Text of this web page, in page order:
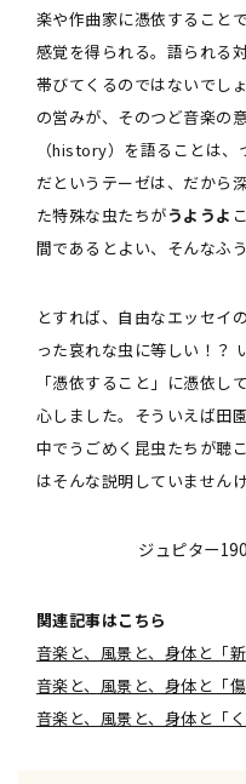
楽や作曲家に憑依すること
感覚を得られる。語られる
帯びてくるのではないでし
の営みが、そのつど音楽の
（history）を語ることは
だというテーゼは、だから
た特殊な虫たちがうようよ
間であるとよい、そんなふう
とすれば、自由なエッセイ
った哀れな虫に等しい！？
「憑依すること」に憑依し
心しました。そういえば田
中でうごめく昆虫たちが聴
はそんな説明していませんけ
ジュピター
関連記事はこちら
音楽と、風景と、身体と「新
音楽と、風景と、身体と「
音楽と、風景と、身体と「